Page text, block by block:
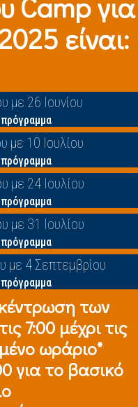
είναι:
με 26 Ιουνίου
με 10 Ιουλίου
με 24 Ιουλίου
με 31 Ιουλίου
με 4 Σεπτεμβρίου
των
7:00 μέχρι τις
ωράριο*
για το βασικό